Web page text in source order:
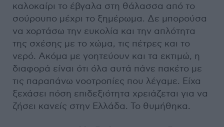
καλοκαίρι το έβγαλα στη θάλασσα από το
σούρουπο μέχρι το ξημέρωμα. Δε μπορούσα
να χορτάσω την ευκολία και την απλότητα
της σχέσης με το χώμα, τις πέτρες και το
νερό. Ακόμα με γοητεύουν και τα εκτιμώ, η
διαφορά είναι ότι όλα αυτά πάνε πακέτο με
τις παραπάνω νοοτροπίες που λέγαμε. Είχα
ξεχάσει πόση επιδεξιότητα χρειάζεται για να
ζήσει κανείς στην Ελλάδα. Το θυμήθηκα.